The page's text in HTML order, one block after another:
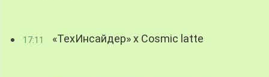
17:11 «ТехИнсайдер» х Cosmic latte